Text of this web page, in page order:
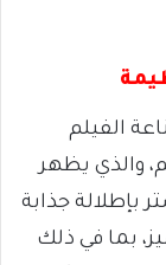
الفيلم
والذي يظهر
بإطلالة جذابة
بما في ذلك